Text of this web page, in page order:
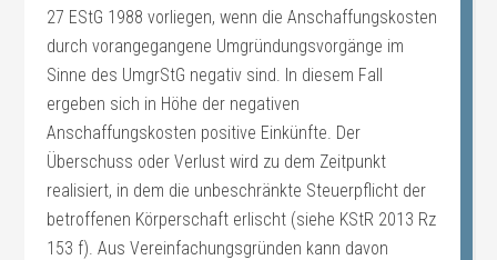
27 EStG 1988 vorliegen, wenn die Anschaffungskosten
durch vorangegangene Umgründungsvorgänge im
Sinne des UmgrStG negativ sind. In diesem Fall
ergeben sich in Höhe der negativen
Anschaffungskosten positive Einkünfte. Der
Überschuss oder Verlust wird zu dem Zeitpunkt
realisiert, in dem die unbeschränkte Steuerpflicht der
betroffenen Körperschaft erlischt (siehe KStR 2013 Rz
153 f). Aus Vereinfachungsgründen kann davon